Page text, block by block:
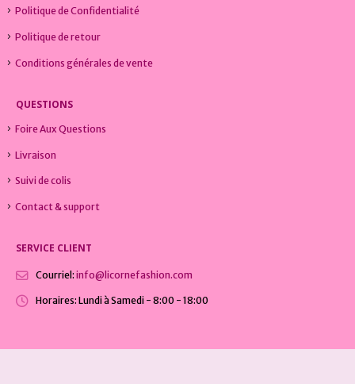
Politique de Confidentialité
Politique de retour
Conditions générales de vente
QUESTIONS
Foire Aux Questions
Livraison
Suivi de colis
Contact & support
SERVICE CLIENT
Courriel: info@licornefashion.com
Horaires: Lundi à Samedi - 8:00 - 18:00